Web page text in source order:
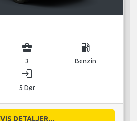
business_center
3
local_gas_station
Benzin
login
5 Dør
VIS DETALJER...